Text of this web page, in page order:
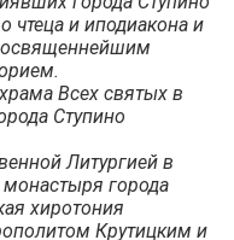
чтеца и иподиакона и
Всех святых в
Ступино
Литургией в
города
хиротония
Крутицким и